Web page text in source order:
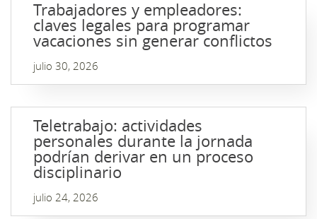
Trabajadores y empleadores:
claves legales para programar
vacaciones sin generar conflictos
julio 30, 2026
Teletrabajo: actividades
personales durante la jornada
podrían derivar en un proceso
disciplinario
julio 24, 2026